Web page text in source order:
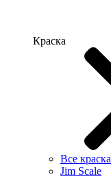
Краска
Все краска
Jim Scale